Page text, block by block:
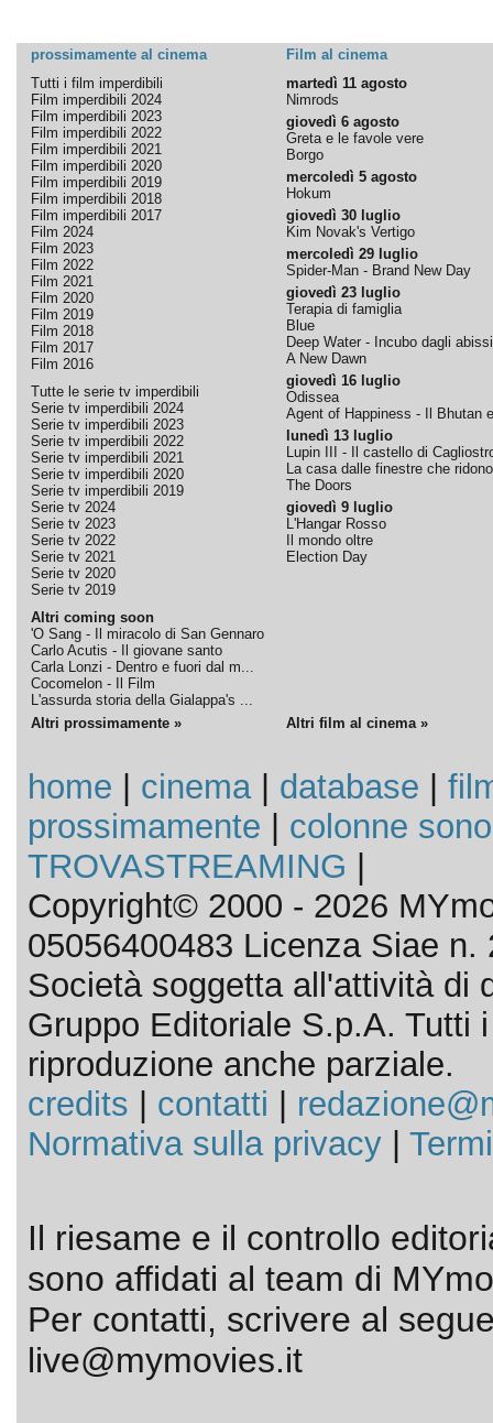
prossimamente al cinema
Film al cinema
Tutti i film imperdibili
Film imperdibili 2024
Film imperdibili 2023
Film imperdibili 2022
Film imperdibili 2021
Film imperdibili 2020
Film imperdibili 2019
Film imperdibili 2018
Film imperdibili 2017
Film 2024
Film 2023
Film 2022
Film 2021
Film 2020
Film 2019
Film 2018
Film 2017
Film 2016
Tutte le serie tv imperdibili
Serie tv imperdibili 2024
Serie tv imperdibili 2023
Serie tv imperdibili 2022
Serie tv imperdibili 2021
Serie tv imperdibili 2020
Serie tv imperdibili 2019
Serie tv 2024
Serie tv 2023
Serie tv 2022
Serie tv 2021
Serie tv 2020
Serie tv 2019
Altri coming soon
'O Sang - Il miracolo di San Gennaro
Carlo Acutis - Il giovane santo
Carla Lonzi - Dentro e fuori dal m...
Cocomelon - Il Film
L'assurda storia della Gialappa's ...
martedì 11 agosto
Nimrods
giovedì 6 agosto
Greta e le favole vere
Borgo
mercoledì 5 agosto
Hokum
giovedì 30 luglio
Kim Novak's Vertigo
mercoledì 29 luglio
Spider-Man - Brand New Day
giovedì 23 luglio
Terapia di famiglia
Blue
Deep Water - Incubo dagli abissi
A New Dawn
giovedì 16 luglio
Odissea
Agent of Happiness - Il Bhutan
lunedì 13 luglio
Lupin III - Il castello di
La casa dalle finestre che ridono
The Doors
giovedì 9 luglio
L'Hangar Rosso
Il mondo oltre
Election Day
Altri prossimamente » Altri film al cinema »
home cinema| database
prossimamente
colonne
TROVASTREAMING
Copyright© 2000 - 2026
05056400483 Licenza Siae n.
Società soggetta all'attività di
Gruppo Editoriale S.p.A. Tutti
riproduzione anche parziale.
credits
contatti
Normativa sulla privacy|
Il riesame e il controllo
sono affidati al team di
Per contatti, scrivere al
live@mymovies.it